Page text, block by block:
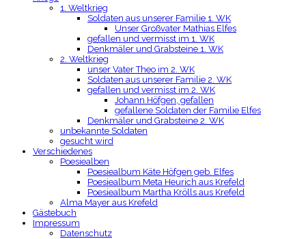
1. Weltkrieg
Soldaten aus unserer Familie 1. WK
Unser Großvater Mathias Elfes
gefallen und vermisst im 1. WK
Denkmäler und Grabsteine 1. WK
2. Weltkrieg
unser Vater Theo im 2. WK
Soldaten aus unserer Familie 2. WK
gefallen und vermisst im 2. WK
Johann Höfgen, gefallen
gefallene Soldaten der Familie Elfes
Denkmäler und Grabsteine 2. WK
unbekannte Soldaten
gesucht wird
Verschiedenes
Poesiealben
Poesiealbum Käte Höfgen geb. Elfes
Poesiealbum Meta Heurich aus Krefeld
Poesiealbum Martha Krölls aus Krefeld
Alma Mayer aus Krefeld
Gästebuch
Impressum
Datenschutz